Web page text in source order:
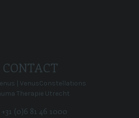
CONTACT
| VenusConstellations
Therapie Utrecht
+31 (0)6 81 46 1000